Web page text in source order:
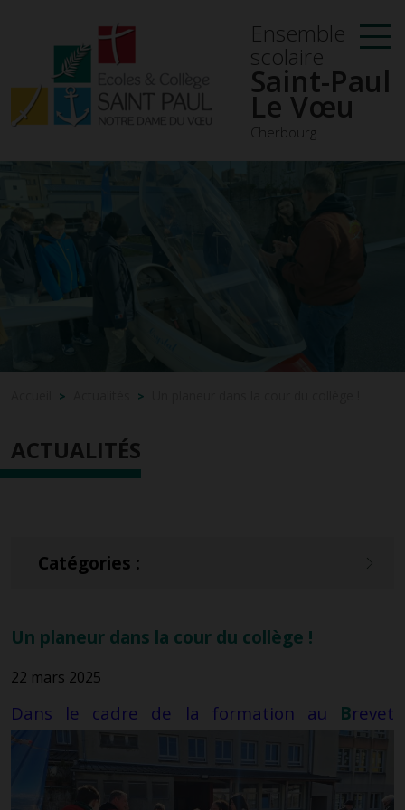
Ensemble
scolaire
Saint-Paul
Le Vœu
Cherbourg
ACTUALITÉS
Catégories :
> >
Un planeur dans la cour du collège !
22 mars 2025
Dans le cadre de la formation au Brevet